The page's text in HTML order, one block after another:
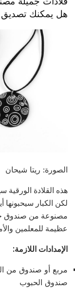
هل يمكنك
الصورة: ريتا شيحان
هذه القلادة الورقية
لكن الكبار سيحبونها
مصنوعة من صندوق
عظيمة للمعلمين
الإمدادات اللازمة:
مربع أو صندوق من
صندوق الحبوب